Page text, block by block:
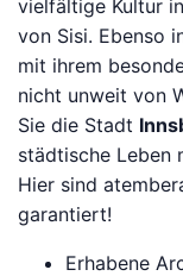
vielfältige Kultur in
von Sisi. Ebenso
mit ihrem
nicht unweit von
Sie die Stadt
städtische Leben
Hier sind
garantiert!
Erhabene